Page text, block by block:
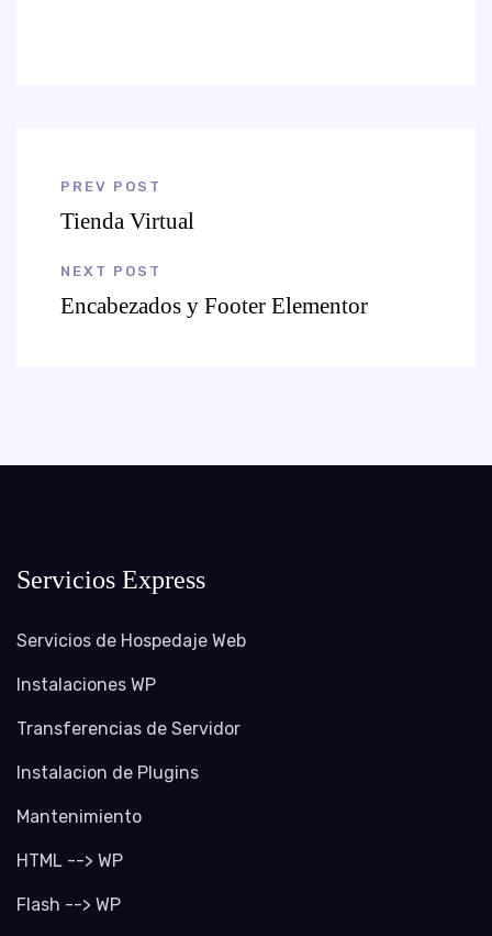
PREV POST
Tienda Virtual
NEXT POST
Encabezados y Footer Elementor
Servicios Express
Servicios de Hospedaje Web
Instalaciones WP
Transferencias de Servidor
Instalacion de Plugins
Mantenimiento
HTML --> WP
Flash --> WP